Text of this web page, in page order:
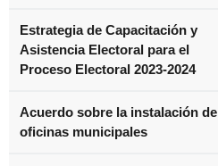
Estrategia de Capacitación y
Asistencia Electoral para el
Proceso Electoral 2023-2024
Acuerdo sobre la instalación de
oficinas municipales